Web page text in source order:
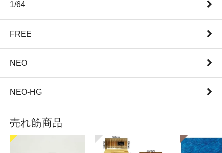
1/64
FREE
NEO
NEO-HG
売れ筋商品